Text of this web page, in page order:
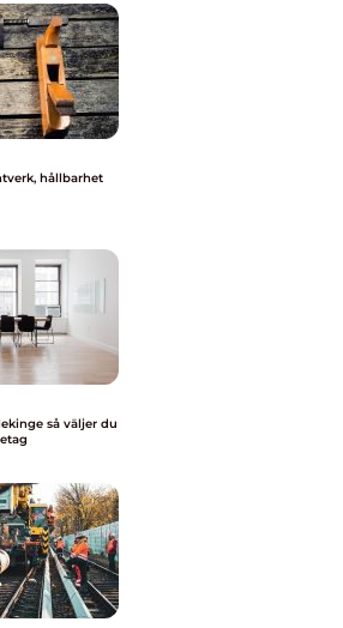
väljer du